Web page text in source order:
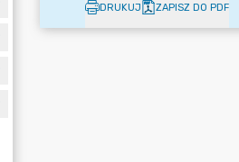
DRUKUJ ZAPISZ DO PDF